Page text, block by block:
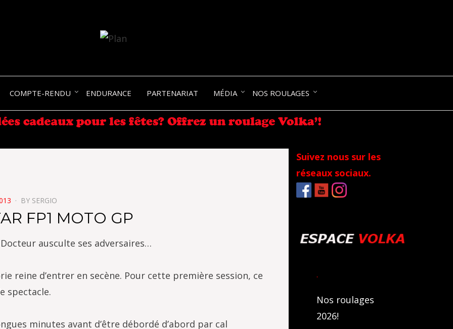
VOLKANIK-
ENDURANCE
COMPTE-RENDU ENDURANCE PARTENARIAT MÉDIA NOS ROULAGES
BY SERGIO
FP1 MOTO GP
ausculte ses adversaires…
reine d’entrer en secène. Pour cette première session, ce
spectacle.
minutes avant d’être débordé d’abord par cal
Suivez nous sur les
réseaux sociaux.
.
Nos roulages
2026!